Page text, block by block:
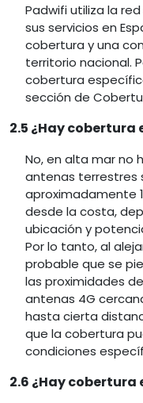
Padwifi utiliza la
sus servicios en
cobertura y una
territorio nacional.
cobertura
sección de
2.5 ¿Hay cobertura
No, en alta mar no
antenas terrestres
aproximadamente
desde la costa,
ubicación y
Por lo tanto, al
probable que se
las proximidades
antenas 4G
hasta cierta
que la cobertura
condiciones
2.6 ¿Hay cobertura